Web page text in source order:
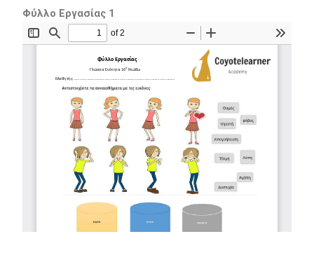
Φύλλο Εργασίας 1